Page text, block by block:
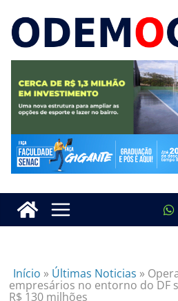
Início » Últimas Noticias »
empresários no entorno do DF
R$ 130 milhões